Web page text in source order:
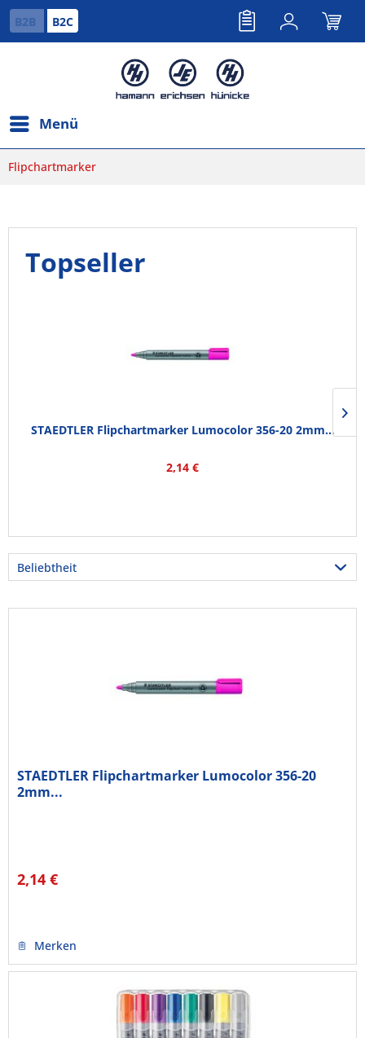
B2B B2C
Menü
Flipchartmarker
Topseller
STAEDTLER Flipchartmarker Lumocolor 356-20 2mm...
2,14 €
STAEDTLER Flipchartmarker Lumocolor 356-20
2mm...
2,14 €
Merken